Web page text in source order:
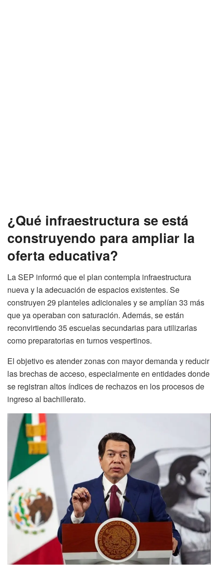
¿Qué infraestructura se está
construyendo para ampliar la
oferta educativa?
La SEP informó que el plan contempla infraestructura
nueva y la adecuación de espacios existentes. Se
construyen 29 planteles adicionales y se amplían 33 más
que ya operaban con saturación. Además, se están
reconvirtiendo 35 escuelas secundarias para utilizarlas
como preparatorias en turnos vespertinos.
El objetivo es atender zonas con mayor demanda y reducir
las brechas de acceso, especialmente en entidades donde
se registran altos índices de rechazos en los procesos de
ingreso al bachillerato.